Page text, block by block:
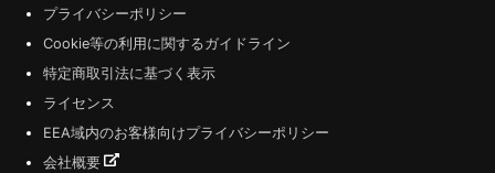
プライバシーポリシー
Cookie等の利用に関するガイドライン
特定商取引法に基づく表示
ライセンス
EEA域内のお客様向けプライバシーポリシー
会社概要